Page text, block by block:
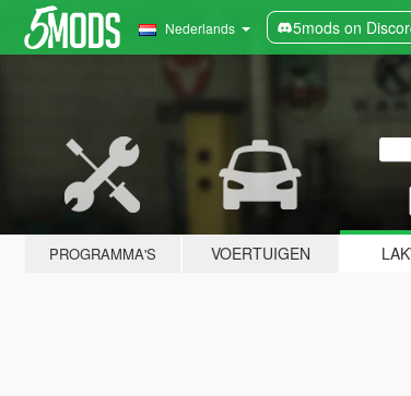
Nederlands 5mods on
PROGRAMMA'S VOERTUIGEN